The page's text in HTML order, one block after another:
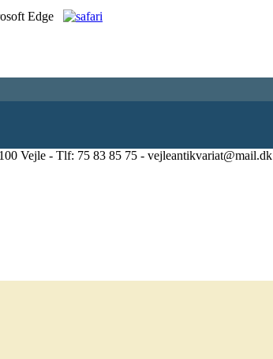
Vejle - Tlf: 75 83 85 75 - vejleantikvariat@mail.dk